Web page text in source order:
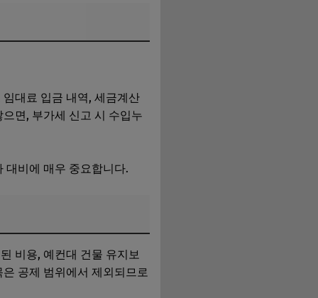
대료 입금 내역, 세금계산
면, 부가세 신고 시 수입누
대비에 매우 중요합니다.
비용, 예컨대 건물 유지보
공제 범위에서 제외되므로